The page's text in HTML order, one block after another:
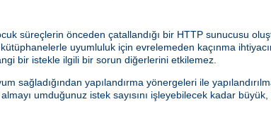
süreçlerin önceden çatallandığı bir HTTP sunucusu
uyumluluk için evrelemeden kaçınma
bir istekle ilgili bir sorun diğerlerini etkilemez.
sağladığından yapılandırma yönergeleri ile
umduğunuz istek sayısını işleyebilecek kadar